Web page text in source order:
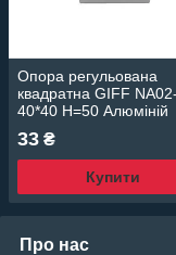
Опора регульована
квадратна GIFF
40*40 Н=50 Алюміній
33 ₴
Купити
Про нас